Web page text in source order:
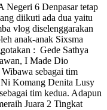
Negeri 6 Denpasar tetap
diikuti ada dua yaitu
vlog diselenggarakan
anak-anak Sixsma
: Gede Sathya
I Made Dio
sebagai tim
Komang Denita Lusy
tim kedua. Adapun
Juara 2 Tingkat